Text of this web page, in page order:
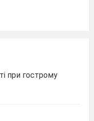
при гострому